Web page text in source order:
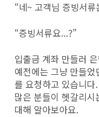
“네~ 고객님 증빙서
“증빙서류요...?”
입출금 계좌 만들러
예전에는 그냥 만들
를 요청하고 있습니
많은 분들이 헷갈리시
대해 알아보아요.